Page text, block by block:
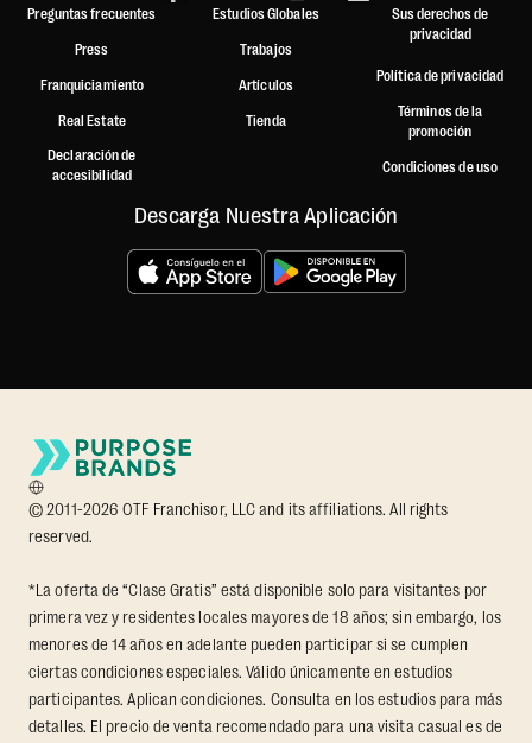
Preguntas frecuentes
Press
Franquiciamiento
Real Estate
Declaración de
accesibilidad
Estudios Globales
Trabajos
Artículos
Tienda
Sus derechos de
privacidad
Política de privacidad
Términos de la
promoción
Condiciones de uso
Descarga Nuestra Aplicación
© 2011-2026 OTF Franchisor, LLC and its affiliations. All rights
reserved.
*La oferta de “Clase Gratis” está disponible solo para visitantes por
primera vez y residentes locales mayores de 18 años; sin embargo, los
menores de 14 años en adelante pueden participar si se cumplen
ciertas condiciones especiales. Válido únicamente en estudios
participantes. Aplican condiciones. Consulta en los estudios para más
detalles. El precio de venta recomendado para una visita casual es de